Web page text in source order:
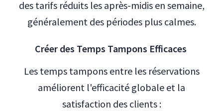
des tarifs réduits les après-midis en semaine,
généralement des périodes plus calmes.
Créer des Temps Tampons Efficaces
Les temps tampons entre les réservations
améliorent l'efficacité globale et la
satisfaction des clients :